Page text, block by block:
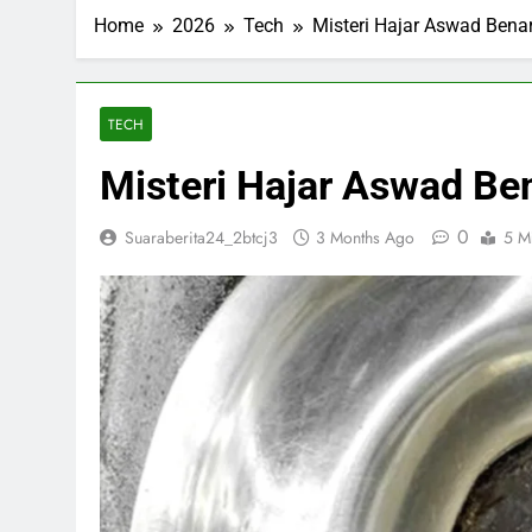
3 Months Ago
Inggris dan
Trump
Home 2026 Tech Misteri Hajar Aswad
TECH
Misteri Hajar Aswad
Suaraberita24_2btcj3 3 Months Ago 0 5